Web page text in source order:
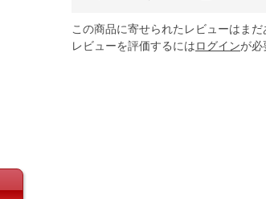
この商品に寄せられたレビューはまだ
レビューを評価するにはログインが必